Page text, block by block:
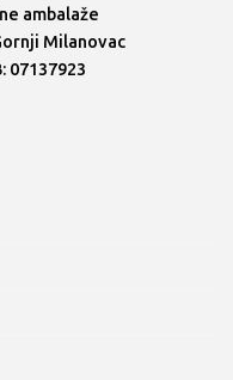
ambalaže
Milanovac
07137923